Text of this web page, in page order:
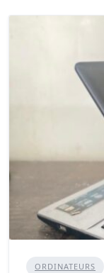
ORDINATEURS